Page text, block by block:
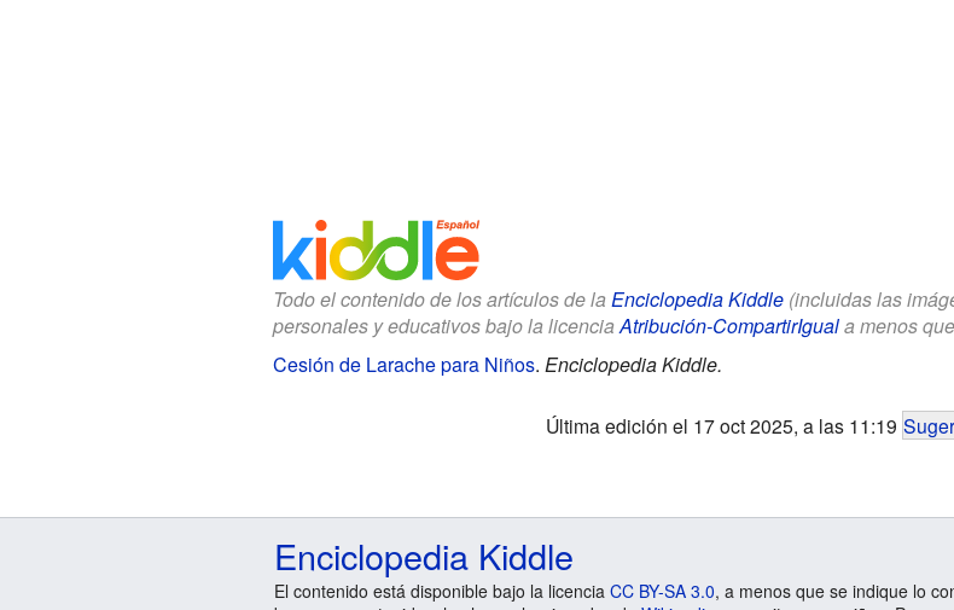
Todo el contenido de los artículos de la Enciclopedia Kiddle(incluidas las
personales y educativos bajo la licenciaAtribución-CompartirIguala menos
Cesión de Larache para Niños. Enciclopedia Kiddle.
Última edición el 17 oct 2025, a las 11:19
Enciclopedia Kiddle
El contenido está disponible bajo la licencia CC BY-SA 3.0, a menos que se indique lo